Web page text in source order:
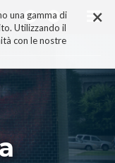
×
una gamma di
Utilizzando il
con le nostre